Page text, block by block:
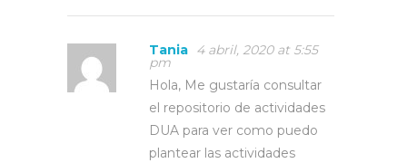
Tania 4 abril, 2020 at 5:55
pm
Hola, Me gustaría consultar
el repositorio de actividades
DUA para ver como puedo
plantear las actividades